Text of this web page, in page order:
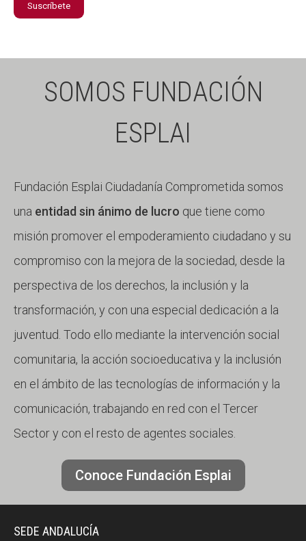
Suscríbete
SOMOS FUNDACIÓN
ESPLAI
Fundación Esplai Ciudadanía Comprometida somos
una entidad sin ánimo de lucro que tiene como
misión promover el empoderamiento ciudadano y su
compromiso con la mejora de la sociedad, desde la
perspectiva de los derechos, la inclusión y la
transformación, y con una especial dedicación a la
juventud. Todo ello mediante la intervención social
comunitaria, la acción socioeducativa y la inclusión
en el ámbito de las tecnologías de información y la
comunicación, trabajando en red con el Tercer
Sector y con el resto de agentes sociales.
Conoce Fundación Esplai
SEDE ANDALUCÍA